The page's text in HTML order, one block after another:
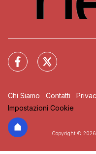
Chi Siamo Contatti
Impostazioni Cookie
Copyright © 2026